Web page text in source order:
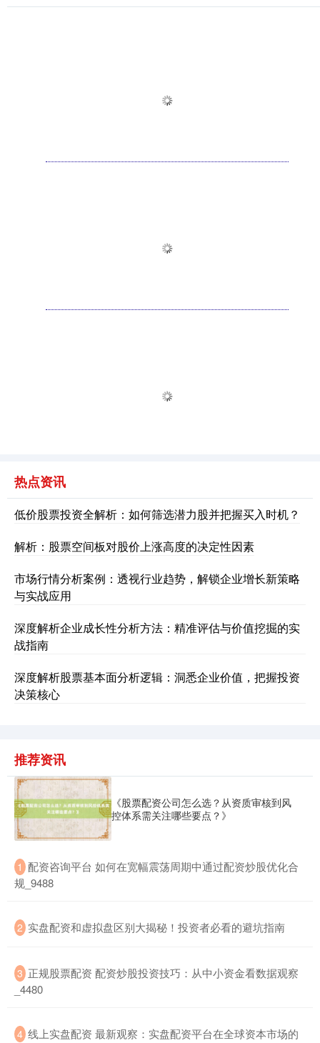
热点资讯
低价股票投资全解析：如何筛选潜力股并把握买入时机？
解析：股票空间板对股价上涨高度的决定性因素
市场行情分析案例：透视行业趋势，解锁企业增长新策略
与实战应用
深度解析企业成长性分析方法：精准评估与价值挖掘的实
战指南
深度解析股票基本面分析逻辑：洞悉企业价值，把握投资
决策核心
推荐资讯
《股票配资公司怎么选？从资质审核到风
控体系需关注哪些要点？》
1 ​配资咨询平台 如何在宽幅震荡周期中通过配资炒股优化合
规_9488
2 ​实盘配资和虚拟盘区别大揭秘！投资者必看的避坑指南
3 ​正规股票配资 配资炒股投资技巧：从中小资金看数据观察
_4480
4 ​线上实盘配资 最新观察：实盘配资平台在全球资本市场的